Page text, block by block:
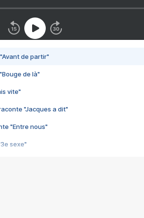
de partir"
de là"
vite"
"Jacques a dit"
"Entre nous"
sexe"